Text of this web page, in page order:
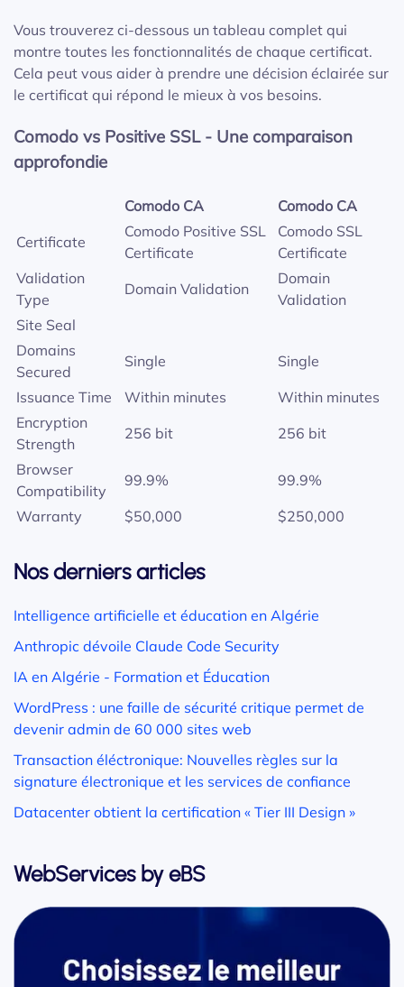
Vous trouverez ci-dessous un tableau complet qui
montre toutes les fonctionnalités de chaque certificat.
Cela peut vous aider à prendre une décision éclairée sur
le certificat qui répond le mieux à vos besoins.
Comodo vs Positive SSL - Une comparaison
approfondie
Comodo CA
Comodo CA
Certificate
Comodo Positive SSL
Certificate
Comodo SSL
Certificate
Validation
Type
Domain Validation
Domain
Validation
Site Seal
Domains
Secured
Single
Single
Issuance Time
Within minutes
Within minutes
Encryption
Strength
256 bit
256 bit
Browser
Compatibility
99.9%
99.9%
Warranty
$50,000 $250,000
Nos derniers articles
Intelligence artificielle et éducation en Algérie
Anthropic dévoile Claude Code Security
IA en Algérie - Formation et Éducation
WordPress : une faille de sécurité critique permet de
devenir admin de 60 000 sites web
Transaction éléctronique: Nouvelles règles sur la
signature électronique et les services de confiance
Datacenter obtient la certification « Tier III Design »
WebServices by eBS